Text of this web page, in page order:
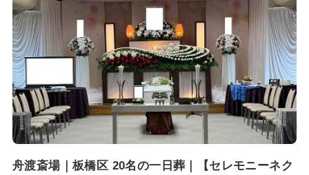
舟渡斎場｜板橋区 20名の一日葬｜【セレモニーネク